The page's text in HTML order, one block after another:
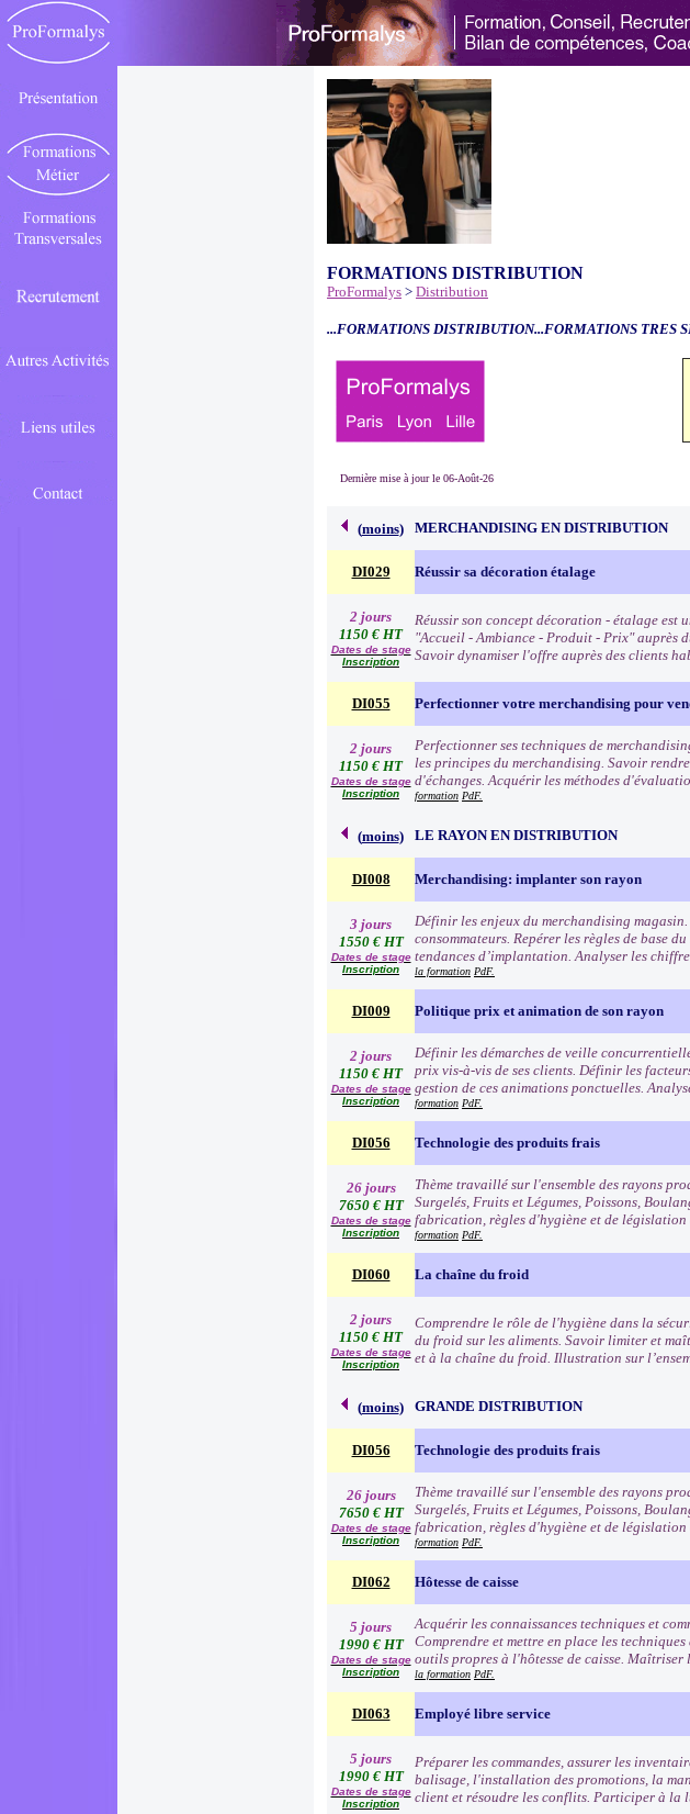
FORMATIONS DISTRIBUTION
ProFormalys > Distribution
...FORMATIONS DISTRIBUTION...FORMATIONS TRES
Dernière mise à jour le 06-Août-26
(moins) MERCHANDISING EN DISTRIBUTION
DI029 Réussir sa décoration étalage
2 jours
1150 € HT
Dates de stage
Inscription
Réussir son concept décoration - étalage est
"Accueil - Ambiance - Produit - Prix" auprès
Savoir dynamiser l'offre auprès des clients
DI055 Perfectionner votre merchandising pour
2 jours
1150 € HT
Dates de stage
Inscription
Perfectionner ses techniques de
les principes du merchandising. Savoir
d'échanges. Acquérir les méthodes
formation PdF.
(moins) LE RAYON EN DISTRIBUTION
DI008 Merchandising: implanter son rayon
3 jours
1550 € HT
Dates de stage
Inscription
Définir les enjeux du merchandising magasin.
consommateurs. Repérer les règles de base
tendances d’implantation. Analyser les
la formation PdF.
DI009 Politique prix et animation de son rayon
2 jours
1150 € HT
Dates de stage
Inscription
Définir les démarches de veille
prix vis-à-vis de ses clients. Définir les
gestion de ces animations ponctuelles.
formation PdF.
DI056 Technologie des produits frais
26 jours
7650 € HT
Dates de stage
Inscription
Thème travaillé sur l'ensemble des rayons
Surgelés, Fruits et Légumes, Poissons,
fabrication, règles d'hygiène et de
formation PdF.
DI060 La chaîne du froid
2 jours
1150 € HT
Dates de stage
Inscription
Comprendre le rôle de l'hygiène dans la
du froid sur les aliments. Savoir limiter et
et à la chaîne du froid. Illustration sur
(moins) GRANDE DISTRIBUTION
DI056 Technologie des produits frais
26 jours
7650 € HT
Dates de stage
Inscription
Thème travaillé sur l'ensemble des rayons
Surgelés, Fruits et Légumes, Poissons,
fabrication, règles d'hygiène et de
formation PdF.
DI062 Hôtesse de caisse
5 jours
1990 € HT
Dates de stage
Inscription
Acquérir les connaissances techniques et
Comprendre et mettre en place les
outils propres à l'hôtesse de caisse. Maîtriser
la formation PdF.
DI063 Employé libre service
5 jours
1990 € HT
Dates de stage
Inscription
Préparer les commandes, assurer les
balisage, l'installation des promotions, la
client et résoudre les conflits. Participer à la